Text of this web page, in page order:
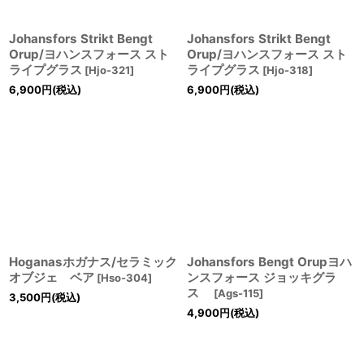
Johansfors Strikt Bengt
Orup/ヨハンスフォース スト
ライプグラス [Hjo-321]
6,900円(税込)
Johansfors Strikt Bengt
Orup/ヨハンスフォース スト
ライプグラス [Hjo-318]
6,900円(税込)
Hoganasホガナス/セラミック
オブジェ ベア [Hso-304]
3,500円(税込)
Johansfors Bengt Orupヨハ
ンスフォース ジョッキグラ
ス
[Ags-115]
4,900円(税込)